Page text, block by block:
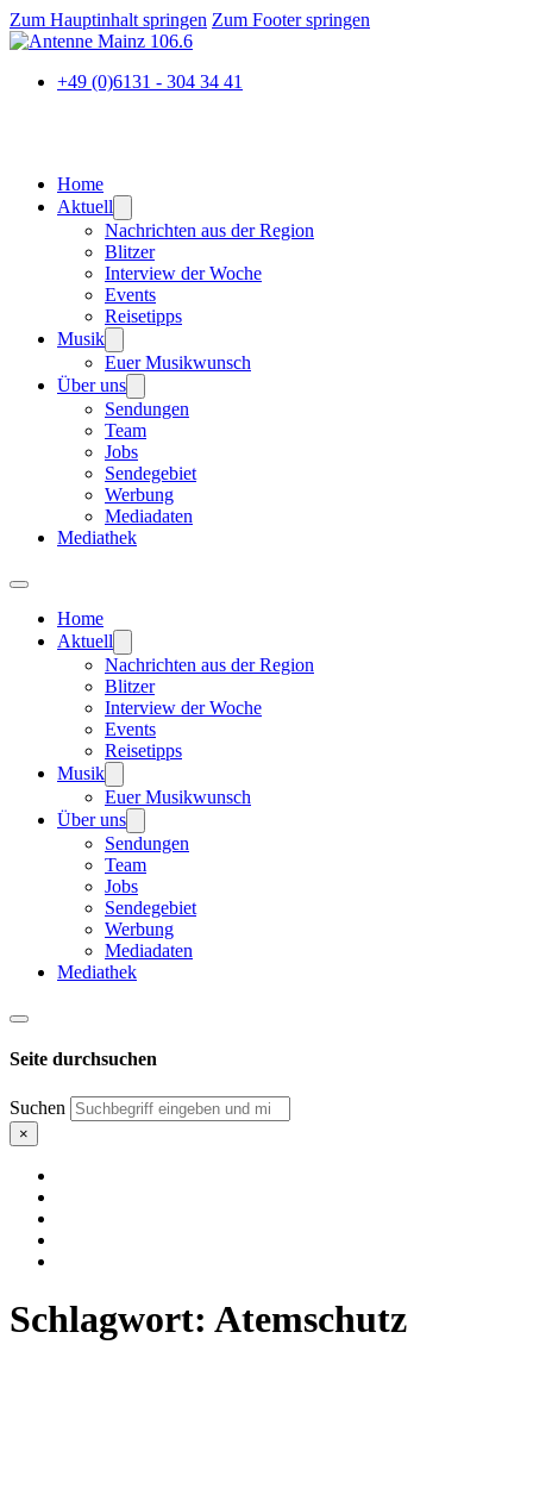
Zum Hauptinhalt springen Zum Footer springen
+49 (0)6131 - 304 34 41
Home
Aktuell
Nachrichten aus der Region
Blitzer
Interview der Woche
Events
Reisetipps
Musik
Euer Musikwunsch
Über uns
Sendungen
Team
Jobs
Sendegebiet
Werbung
Mediadaten
Mediathek
Home
Aktuell
Nachrichten aus der Region
Blitzer
Interview der Woche
Events
Reisetipps
Musik
Euer Musikwunsch
Über uns
Sendungen
Team
Jobs
Sendegebiet
Werbung
Mediadaten
Mediathek
Seite durchsuchen
Suchen
×
Schlagwort: Atemschutz